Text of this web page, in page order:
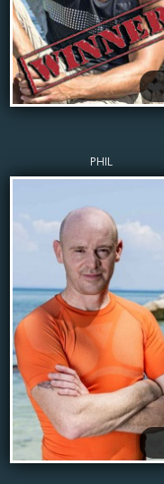
❤️
PHIL